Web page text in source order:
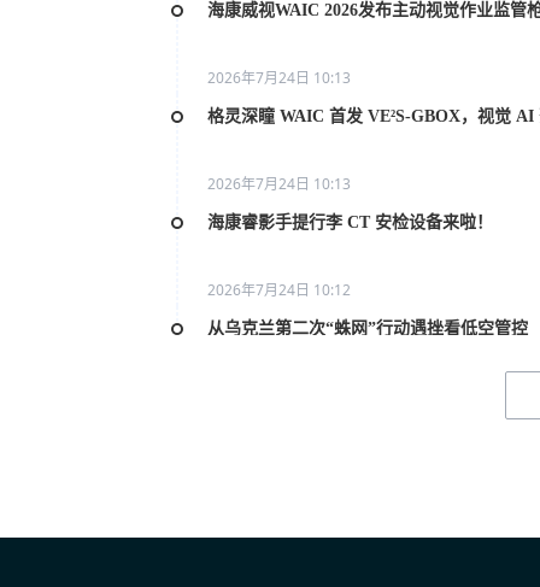
海康威视WAIC 2026发布主动视觉作业监管
2026年7月24日 10:13
格灵深瞳 WAIC 首发 VE²S-GBOX，视觉 AI
2026年7月24日 10:13
海康睿影手提行李 CT 安检设备来啦！
2026年7月24日 10:12
从乌克兰第二次“蛛网”行动遇挫看低空管控
联合国官员点赞中国“人工智能+”行动：期